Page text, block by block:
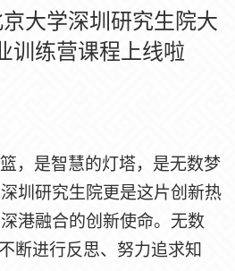
大学深圳研究生院大
训练营课程上线啦
，是智慧的灯塔，是无数梦
圳研究生院更是这片创新热
港融合的创新使命。无数
断进行反思、努力追求知